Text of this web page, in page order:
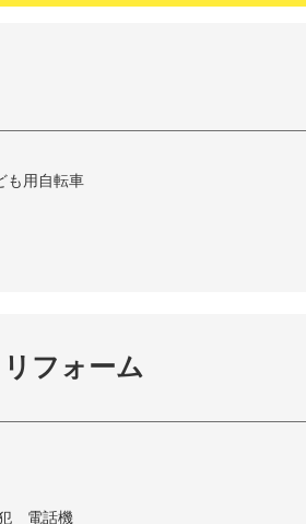
用自転車
フォーム
電話機